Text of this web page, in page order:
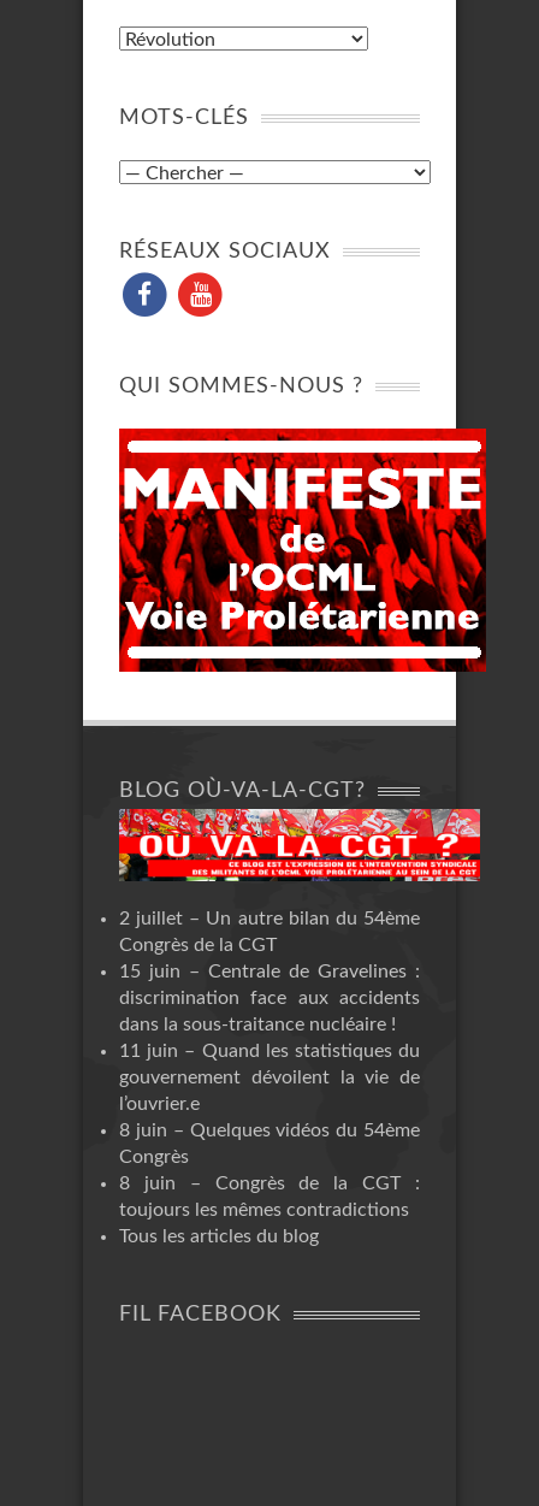
MOTS-CLÉS
RÉSEAUX SOCIAUX
QUI SOMMES-NOUS ?
BLOG OÙ-VA-LA-CGT?
2 juillet – Un autre bilan du 54ème
Congrès de la CGT
15 juin – Centrale de Gravelines :
discrimination face aux accidents
dans la sous-traitance nucléaire !
11 juin – Quand les statistiques du
gouvernement dévoilent la vie de
l’ouvrier.e
8 juin – Quelques vidéos du 54ème
Congrès
8 juin – Congrès de la CGT :
toujours les mêmes contradictions
Tous les articles du blog
FIL FACEBOOK